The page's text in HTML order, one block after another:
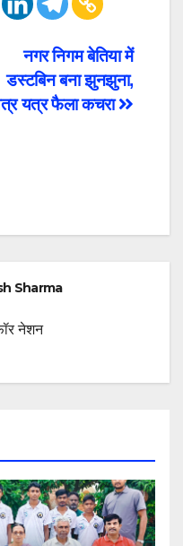
नगर निगम बेतिया में
डस्टबिन बना झुनझुना,
यत्र फैला कचरा
Sharma
नेशन